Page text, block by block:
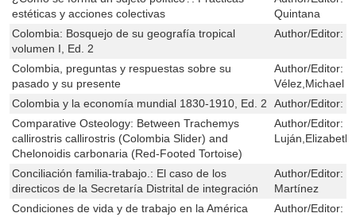
estéticas y acciones colectivas
Quintana
Colombia: Bosquejo de su geografía tropical
volumen I, Ed. 2
Author/Editor:
Colombia, preguntas y respuestas sobre su
pasado y su presente
Author/Editor:
Vélez,Michael
Colombia y la economía mundial 1830-1910, Ed. 2
Author/Editor:
Comparative Osteology: Between Trachemys
callirostris callirostris (Colombia Slider) and
Chelonoidis carbonaria (Red-Footed Tortoise)
Author/Editor:
Luján,Elizabeth
Conciliación familia-trabajo.: El caso de los
directicos de la Secretaría Distrital de integración
Author/Editor:
Martínez
Condiciones de vida y de trabajo en la América
Author/Editor: